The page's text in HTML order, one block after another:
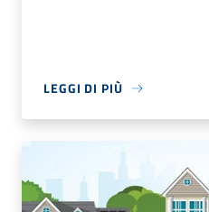
LEGGI DI PIÙ